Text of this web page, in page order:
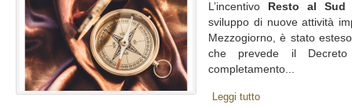
L’incentivo Resto al Sud
sviluppo di nuove attività
Mezzogiorno, è stato
che prevede il
completamento...
Leggi tutto